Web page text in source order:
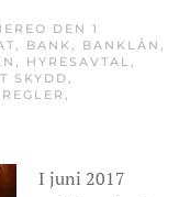
DEN 1
, BANK, BANKLÅN ,
, HYRESAVTAL,
SKYDD,
REGLER ,
I juni 2017